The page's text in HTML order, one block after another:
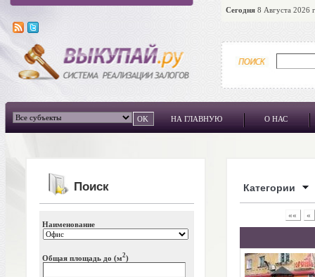
Сегодня 8 Августа 2026
НА ГЛАВНУЮ О НАС
Поиск
Наименование
Общая площадь до (м2)
Категории
«« «